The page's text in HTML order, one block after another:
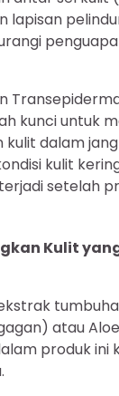
lapisan
kunci untuk
dalam
kulit
setelah
Kulit
atau
produk ini